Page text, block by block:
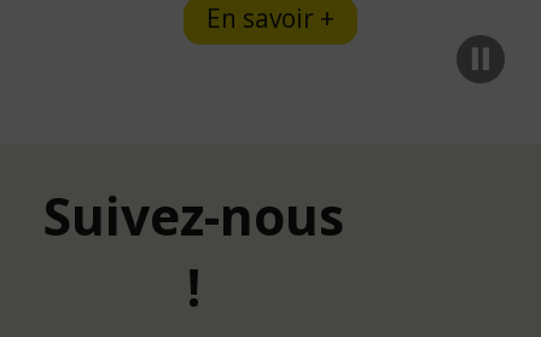
En savoir +
Suivez-nous
!